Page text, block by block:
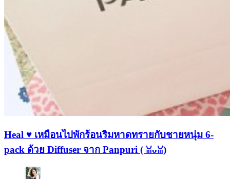
Heal ♥️ เหมือนไปพักร้อนริมหาดทรายกับชายหนุ่ม 6-
pack ด้วย Diffuser จาก Panpuri (⁠ ⁠ꈍ⁠ᴗ⁠ꈍ⁠)